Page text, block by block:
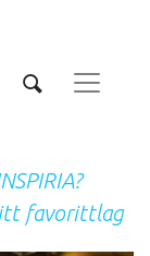
favorittlag